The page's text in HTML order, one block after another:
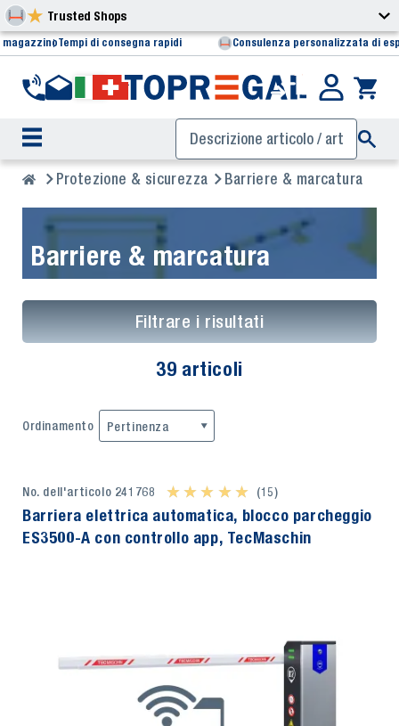
Trusted Shops
magazzinoTempi di consegna rapidi Consulenza personalizzata di
Protezione & sicurezza Barriere & marcatura
Barriere & marcatura
Filtrare i risultati
39 articoli
Ordinamento Pertinenza
No. dell'articolo 241768 ★ ★ ★ ★ ★
★ ★ ★ ★ ★ (15)
Barriera elettrica automatica, blocco parcheggio
ES3500-A con controllo app, TecMaschin